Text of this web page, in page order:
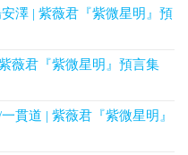
澤 | 紫薇君『紫微星明』預
薇君『紫微星明』預言集
貫道 | 紫薇君『紫微星明』